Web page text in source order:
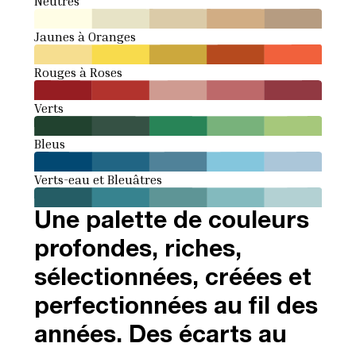
Jaunes à Oranges
Rouges à Roses
Verts
Bleus
Verts-eau et Bleuâtres
Une palette de couleurs
profondes, riches,
sélectionnées, créées et
perfectionnées au fil des
années. Des écarts au